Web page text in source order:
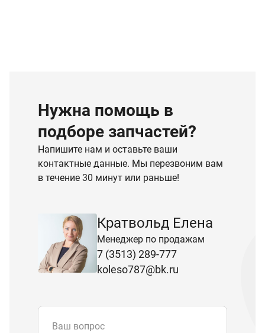
Нужна помощь в
подборе запчастей?
Напишите нам и оставьте ваши
контактные данные. Мы перезвоним вам
в течение 30 минут или раньше!
Кратвольд Елена
Менеджер по продажам
7 (3513) 289-777
koleso787@bk.ru
Ваш вопрос